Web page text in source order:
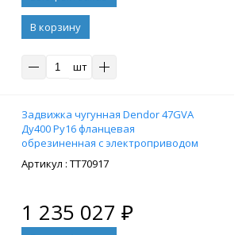
В корзину
шт
Задвижка чугунная Dendor 47GVA
Ду400 Ру16 фланцевая
обрезиненная с электроприводом
DN.RU-MTG-600, 380В
: ТТ70917
1 235 027 ₽